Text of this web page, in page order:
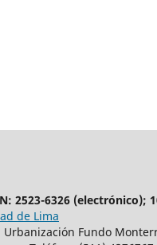
2523-6326 (electrónico);
de Lima
Urbanización Fundo